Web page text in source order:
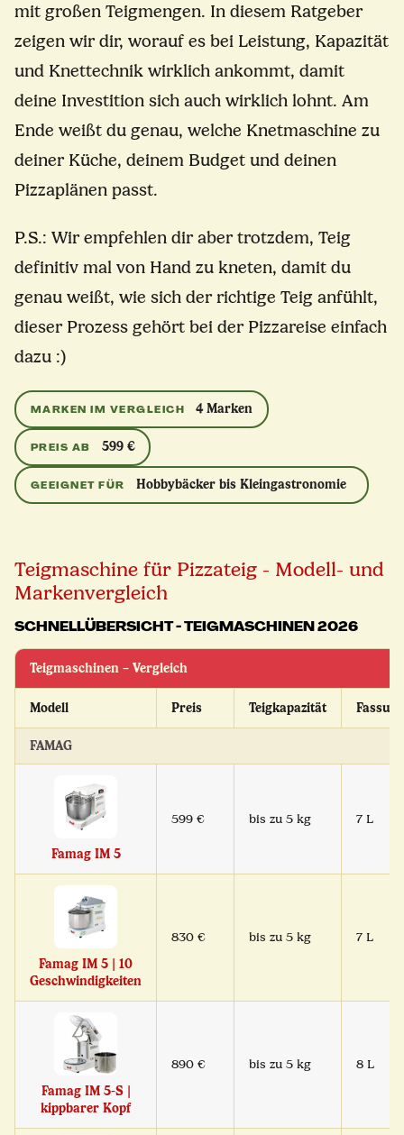
mit großen Teigmengen. In diesem Ratgeber
zeigen wir dir, worauf es bei Leistung, Kapazität
und Knettechnik wirklich ankommt, damit
deine Investition sich auch wirklich lohnt. Am
Ende weißt du genau, welche Knetmaschine zu
deiner Küche, deinem Budget und deinen
Pizzaplänen passt.
P.S.: Wir empfehlen dir aber trotzdem, Teig
definitiv mal von Hand zu kneten, damit du
genau weißt, wie sich der richtige Teig anfühlt,
dieser Prozess gehört bei der Pizzareise einfach
dazu :)
MARKEN IM VERGLEICH 4 Marken
PREIS AB 599 €
GEEIGNET FÜR Hobbybäcker bis Kleingastronomie
Teigmaschine für Pizzateig - Modell- und
Markenvergleich
SCHNELLÜBERSICHT - TEIGMASCHINEN 2026
Teigmaschinen – Vergleich
Modell Preis Teigkapazität
FAMAG
Famag IM 5
599 € bis zu 5 kg 7 L
Famag IM 5 | 10
Geschwindigkeiten
830 € bis zu 5 kg 7 L
Famag IM 5-S |
kippbarer Kopf
890 € bis zu 5 kg 8 L